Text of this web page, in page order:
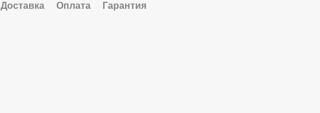
Доставка Оплата Гарантия